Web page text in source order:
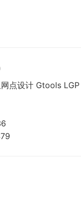
点设计 Gtools LGP